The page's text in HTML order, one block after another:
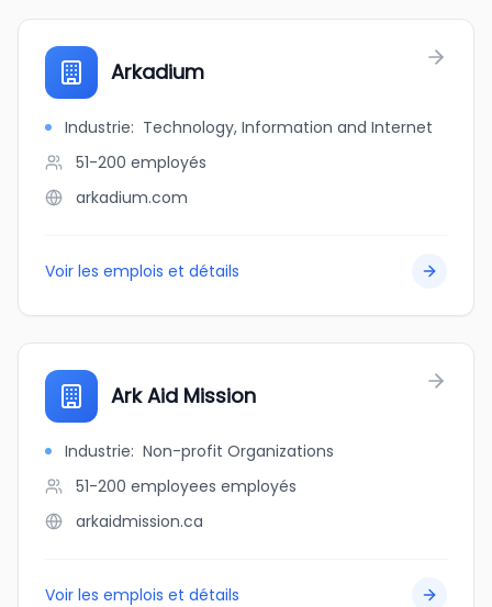
Arkadium
Industrie: Technology, Information and Internet
51-200 employés
arkadium.com
Voir les emplois et détails
Ark Aid Mission
Industrie: Non-profit Organizations
51-200 employees employés
arkaidmission.ca
Voir les emplois et détails